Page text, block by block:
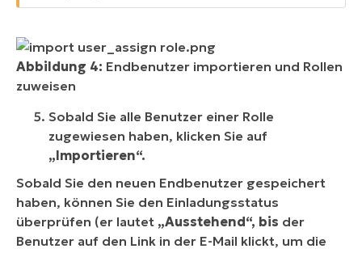
Abbildung 4: Endbenutzer importieren und Rollen
zuweisen
Sobald Sie alle Benutzer einer Rolle
zugewiesen haben, klicken Sie auf
„Importieren“.
Sobald Sie den neuen Endbenutzer gespeichert
haben, können Sie den Einladungsstatus
überprüfen (er lautet „Ausstehend“, bis der
Benutzer auf den Link in der E-Mail klickt, um die